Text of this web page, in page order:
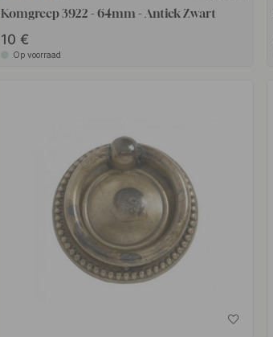
Komgreep 3922 - 64mm - Antiek Zwart
10 €
Op voorraad